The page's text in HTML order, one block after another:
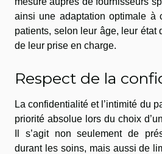
ainsi une adaptation optimale à
patients, selon leur âge, leur état
de leur prise en charge.
Respect de la
La confidentialité et l’intimité du
priorité absolue lors du choix
Il s’agit non seulement de
durant les soins, mais aussi de